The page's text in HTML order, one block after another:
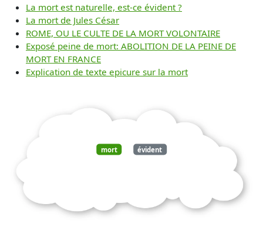
La mort est naturelle, est-ce évident ?
La mort de Jules César
ROME, OU LE CULTE DE LA MORT VOLONTAIRE
Exposé peine de mort: ABOLITION DE LA PEINE DE
MORT EN FRANCE
Explication de texte epicure sur la mort
mort évident